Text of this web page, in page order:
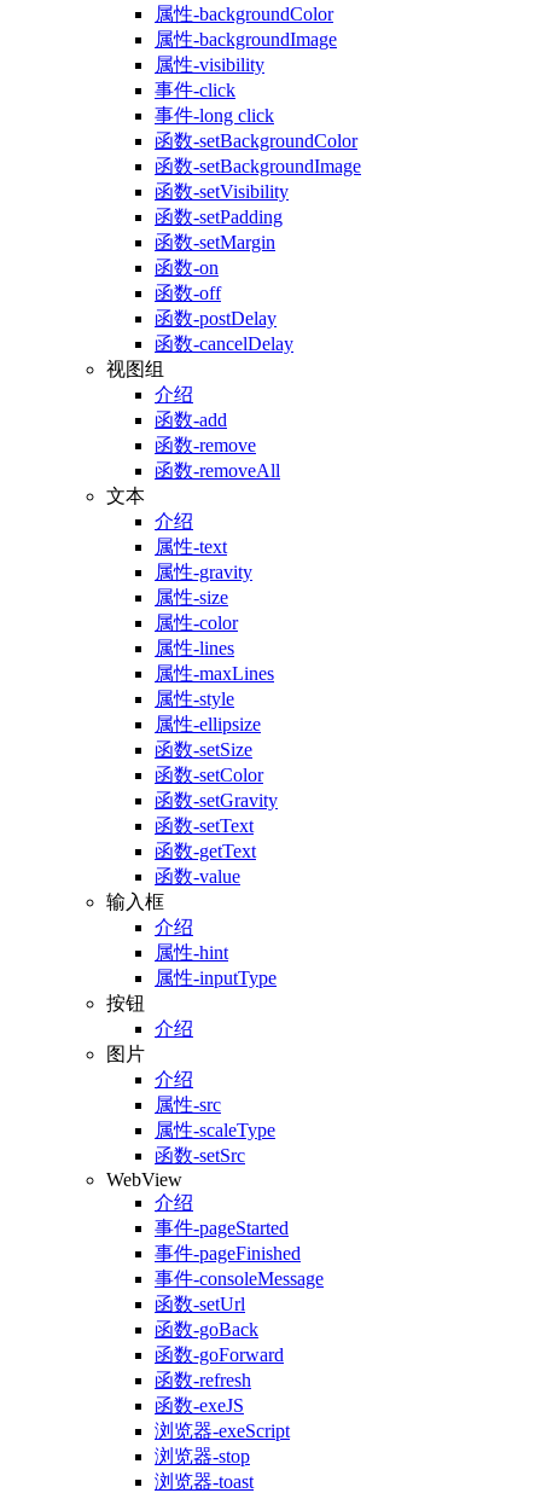
属性-backgroundColor
属性-backgroundImage
属性-visibility
事件-click
事件-long click
函数-setBackgroundColor
函数-setBackgroundImage
函数-setVisibility
函数-setPadding
函数-setMargin
函数-on
函数-off
函数-postDelay
函数-cancelDelay
视图组
介绍
函数-add
函数-remove
函数-removeAll
文本
介绍
属性-text
属性-gravity
属性-size
属性-color
属性-lines
属性-maxLines
属性-style
属性-ellipsize
函数-setSize
函数-setColor
函数-setGravity
函数-setText
函数-getText
函数-value
输入框
介绍
属性-hint
属性-inputType
按钮
介绍
图片
介绍
属性-src
属性-scaleType
函数-setSrc
WebView
介绍
事件-pageStarted
事件-pageFinished
事件-consoleMessage
函数-setUrl
函数-goBack
函数-goForward
函数-refresh
函数-exeJS
浏览器-exeScript
浏览器-stop
浏览器-toast